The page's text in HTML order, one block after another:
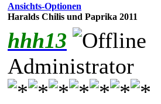
Ansichts-Optionen
Haralds Chilis und Paprika 2011
hhh13
Administrator